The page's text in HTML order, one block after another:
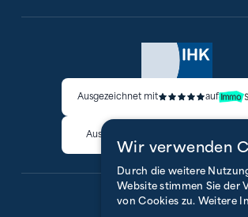
Ausgezeichnet mit auf
Ausgezeichnet mit
Wir verwenden
Durch die weitere
Website stimmen Sie der
von Cookies zu. Weitere